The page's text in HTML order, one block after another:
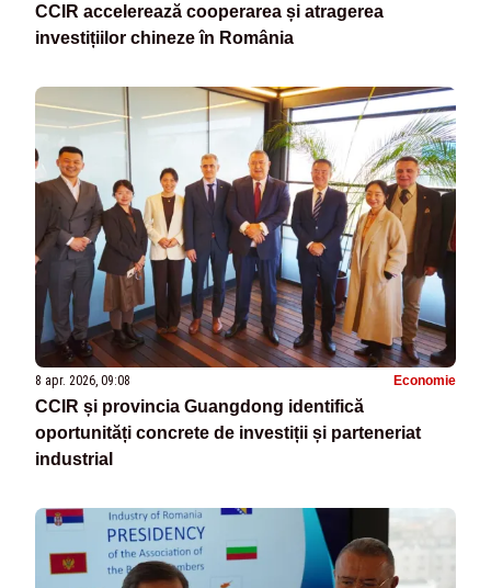
CCIR accelerează cooperarea și atragerea
investițiilor chineze în România
8 apr. 2026, 09:08 Economie
CCIR și provincia Guangdong identifică
oportunități concrete de investiții și parteneriat
industrial